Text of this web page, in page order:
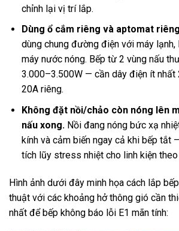
chỉnh lại vị trí lắp.
Dùng ổ cắm riêng và aptomat
dùng chung đường điện với máy
máy nước nóng. Bếp từ 2 vùng nấu
3.000–3.500W — cần dây điện ít nhất
20A riêng.
Không đặt nồi/chảo còn nóng lên
nấu xong.Nồi đang nóng bức xạ
kính và cảm biến ngay cả khi bếp tắt
tích lũy stress nhiệt cho linh kiện theo
Hình ảnh dưới đây minh họa cách lắp
thuật với các khoảng hở thông gió cần
nhất để bếp không báo lỗi E1 mãn tính: